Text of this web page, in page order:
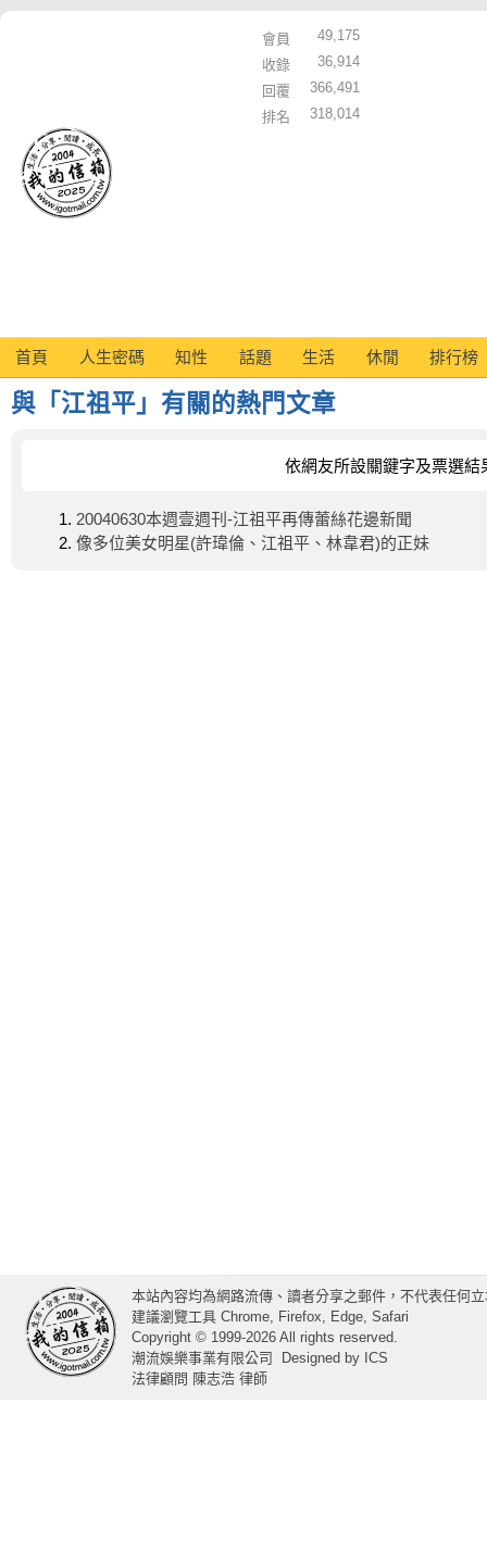
會員
49,175
收錄
36,914
回覆
366,491
排名
318,014
首頁 人生密碼 知性 話題 生活 休閒 排行榜
與「江祖平」有關的熱門文章
依網友所設關鍵字及票選結
20040630本週壹週刊-江祖平再傳蕾絲花邊新聞
像多位美女明星(許瑋倫、江祖平、林韋君)的正妹
本站內容均為網路流傳、讀者分享之郵件，不代表任何
建議瀏覽工具 Chrome, Firefox, Edge, Safari
Copyright © 1999-2026 All rights reserved.
潮流娛樂事業有限公司
Designed by ICS
法律顧問 陳志浩 律師